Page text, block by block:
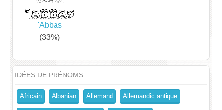
'Abbas
(33%)
IDÉES DE PRÉNOMS
Africain Albanian Allemand Allemandic antique